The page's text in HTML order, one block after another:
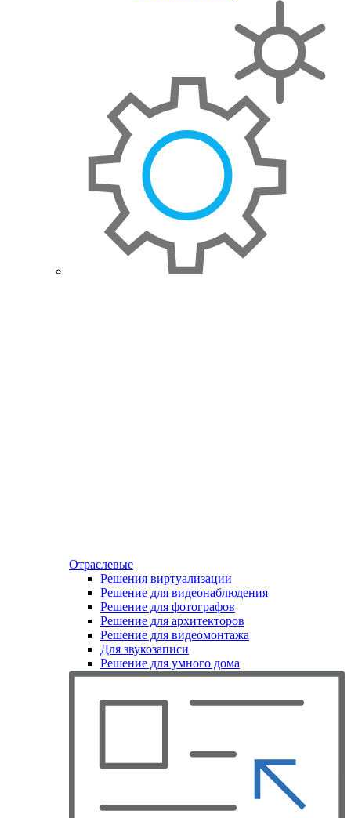
Отраслевые
Решения виртуализации
Решение для видеонаблюдения
Решение для фотографов
Решение для архитекторов
Решение для видеомонтажа
Для звукозаписи
Решение для умного дома